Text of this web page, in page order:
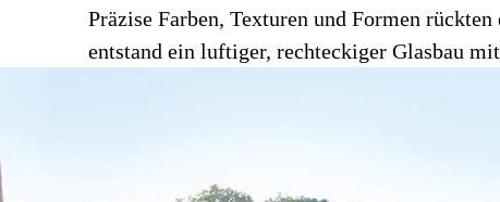
Präzise Farben, Texturen und Formen
entstand ein luftiger, rechteckiger Glasbau